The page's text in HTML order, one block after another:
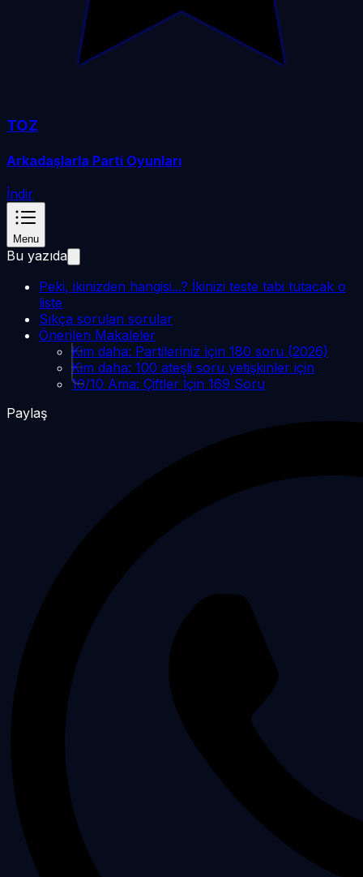
TOZ
Arkadaşlarla Parti Oyunları
İndir
Menu
Bu yazıda
Peki, ikinizden hangisi...? İkinizi teste tabi tutacak o
liste
Sıkça sorulan sorular
Önerilen Makaleler
Kim daha: Partileriniz i̇çin 180 soru (2026)
Kim daha: 100 ateşli soru yetişkinler için
10/10 Ama: Çiftler İçin 169 Soru
Paylaş